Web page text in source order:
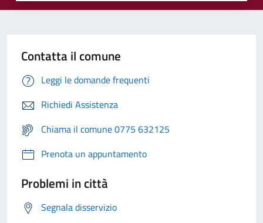
Contatta il comune
Leggi le domande frequenti
Richiedi Assistenza
Chiama il comune 0775 632125
Prenota un appuntamento
Problemi in città
Segnala disservizio